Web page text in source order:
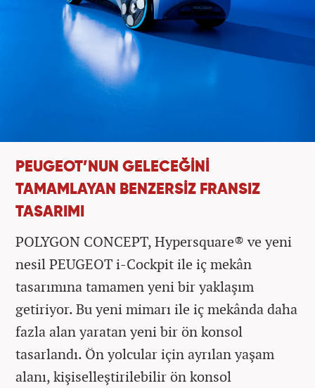
PEUGEOT’NUN GELECEĞİNİ
TAMAMLAYAN BENZERSİZ FRANSIZ
TASARIMI
POLYGON CONCEPT, Hypersquare® ve yeni
nesil PEUGEOT i-Cockpit ile iç mekân
tasarımına tamamen yeni bir yaklaşım
getiriyor. Bu yeni mimarı ile iç mekânda daha
fazla alan yaratan yeni bir ön konsol
tasarlandı. Ön yolcular için ayrılan yaşam
alanı, kişiselleştirilebilir ön konsol